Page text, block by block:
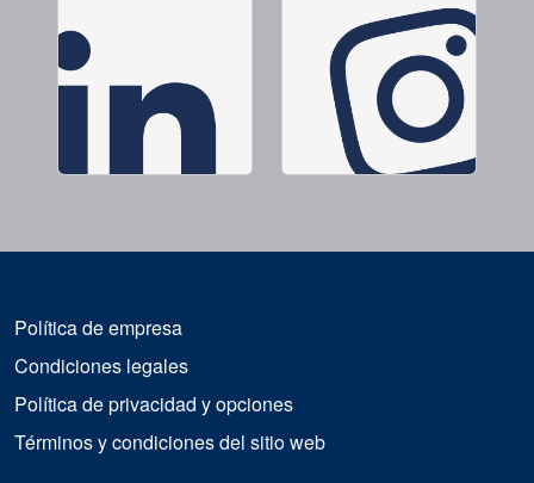
Política de empresa
Condiciones legales
Política de privacidad y opciones
Términos y condiciones del sitio web